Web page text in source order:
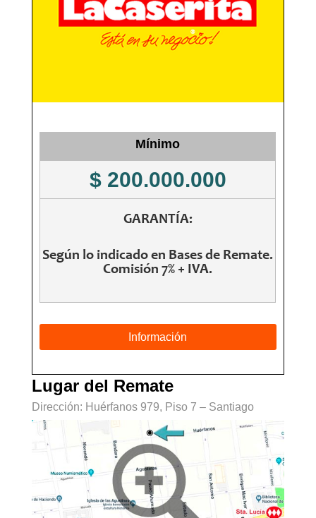
Mínimo
$ 200.000.000
GARANTÍA:
Según lo indicado en Bases de Remate.
Comisión 7% + IVA.
Información
Lugar del Remate
Dirección: Huérfanos 979, Piso 7 – Santiago